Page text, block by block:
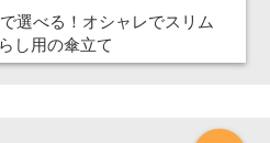
選べる！オシャレでスリム
し用の傘立て